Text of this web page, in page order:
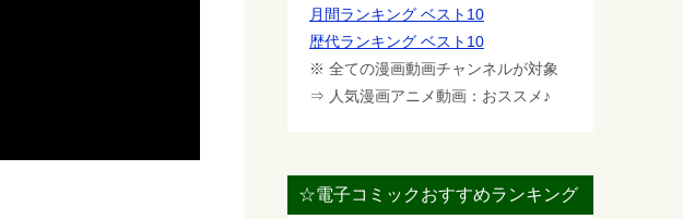
月間ランキング ベスト10
歴代ランキング ベスト10
※ 全ての漫画動画チャンネルが対象
⇒ 人気漫画アニメ動画：おススメ♪
☆電子コミックおすすめランキング